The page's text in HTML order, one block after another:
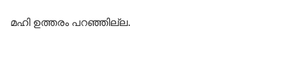
മഹി ഉത്തരം പറഞ്ഞില്ല.